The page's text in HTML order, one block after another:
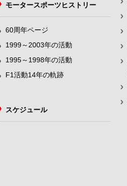
モータースポーツヒストリー
60周年ページ
1999～2003年の活動
1995～1998年の活動
F1活動14年の軌跡
スケジュール